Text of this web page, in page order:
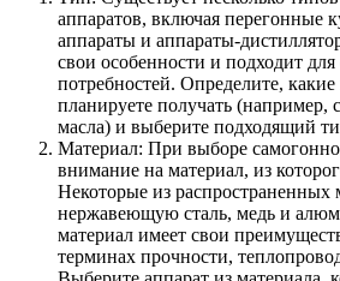
аппаратов, включая перегонные
аппараты и аппараты-
свои особенности и подходит
потребностей. Определите,
планируете получать
масла) и выберите подходящий
Материал: При выборе
внимание на материал, из
Некоторые из распространенных
нержавеющую сталь, медь и
материал имеет свои
терминах прочности,